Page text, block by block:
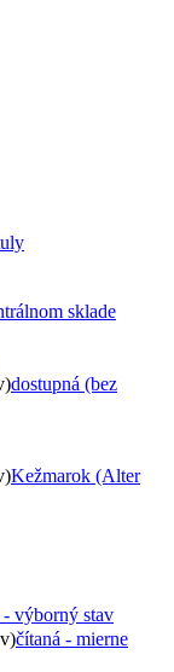
sklade
dostupná (bez
Kežmarok (Alter
- výborný stav
čítaná - mierne